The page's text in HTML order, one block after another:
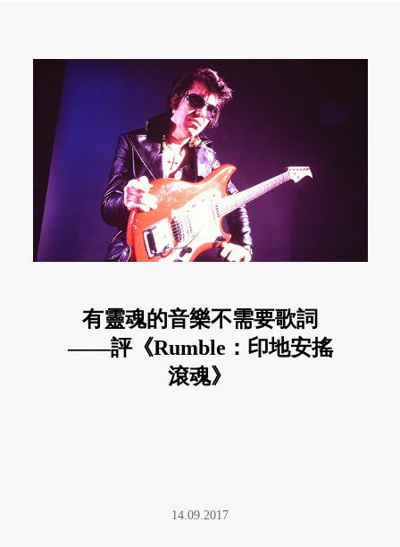
有靈魂的音樂不需要歌詞
——評《Rumble：印地安搖
滾魂》
14.09.2017